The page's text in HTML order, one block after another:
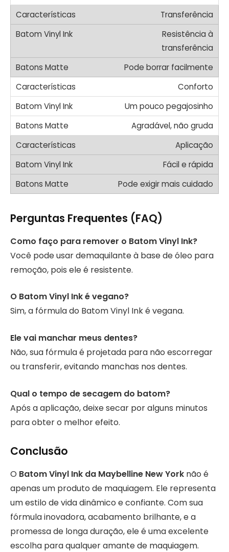
Transferência
Resistência à
transferência
Pode borrar facilmente
Conforto
Um pouco pegajosinho
Agradável, não gruda
Aplicação
Fácil e rápida
Pode exigir mais cuidado
Perguntas Frequentes (FAQ)
Como faço para remover o Batom Vinyl Ink?
Você pode usar demaquilante à base de óleo para
remoção, pois ele é resistente.
O Batom Vinyl Ink é vegano?
Sim, a fórmula do Batom Vinyl Ink é vegana.
Ele vai manchar meus dentes?
Não, sua fórmula é projetada para não escorregar
ou transferir, evitando manchas nos dentes.
Qual o tempo de secagem do batom?
Após a aplicação, deixe secar por alguns minutos
para obter o melhor efeito.
Conclusão
O Batom Vinyl Ink da Maybelline New York não é
apenas um produto de maquiagem. Ele representa
um estilo de vida dinâmico e confiante. Com sua
fórmula inovadora, acabamento brilhante, e a
promessa de longa duração, ele é uma excelente
escolha para qualquer amante de maquiagem.